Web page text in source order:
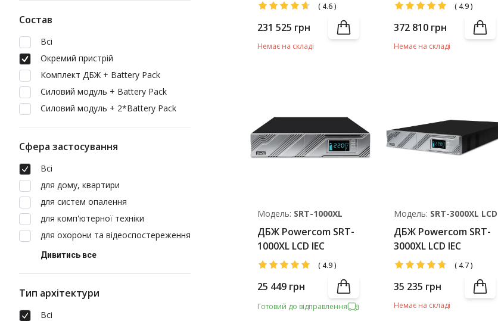
Состав
Всі
Окремий пристрій
Комплект ДБЖ + Battery Pack
Силовий модуль + Battery Pack
Силовий модуль + 2*Battery Pack
Сфера застосування
Всі
для дому, квартири
для систем опалення
для комп'ютерної техніки
для охорони та відеоспостереження
Дивитись все
Тип архітектури
Всі
( 4.6)
231 525 грн
Немає на складі
( 4.9)
372 810 грн
Немає на складі
Модель: SRT-1000XL
ДБЖ Powercom SRT-
1000XL LCD IEC
( 4.9)
25 449 грн
Готовий до відправлення
Модель: SRТ-3000XL LCD
ДБЖ Powercom SRT-
3000XL LCD IEC
( 4.7)
35 235 грн
Немає на складі